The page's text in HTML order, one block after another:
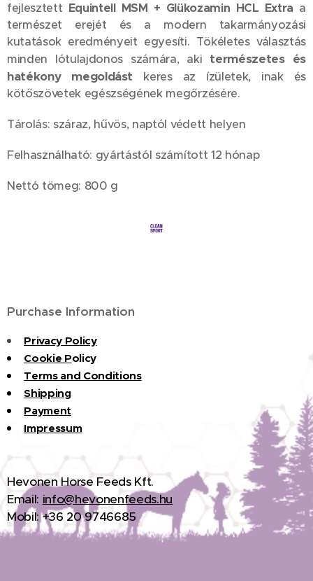
fejlesztett Equintell MSM + Glükozamin HCL Extra a
természet erejét és a modern takarmányozási
kutatások eredményeit egyesíti. Tökéletes választás
minden lótulajdonos számára, aki természetes és
hatékony megoldást keres az ízületek, inak és
kötőszövetek egészségének megőrzésére.
Tárolás: száraz, hűvös, naptól védett helyen
Felhasználható: gyártástól számított 12 hónap
Nettó tömeg: 800 g
Purchase Information
Privacy Policy
Cookie Policy
Terms and Conditions
Shipping
Payment
Impressum
Hevonen Horse Feeds Kft.
Email: info@hevonenfeeds.hu
Mobil: +36 20 9746685